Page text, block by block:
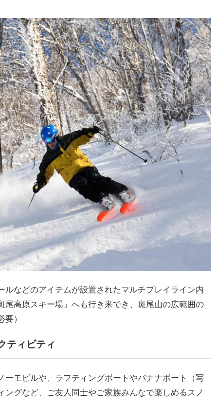
などのアイテムが設置されたマルチプレイライン内
高原スキー場」へも行き来でき、斑尾山の広範囲の
）
ティビティ
モビルや、ラフティングボートやバナナボート（写
グなど、ご友人同士やご家族みんなで楽しめるスノ